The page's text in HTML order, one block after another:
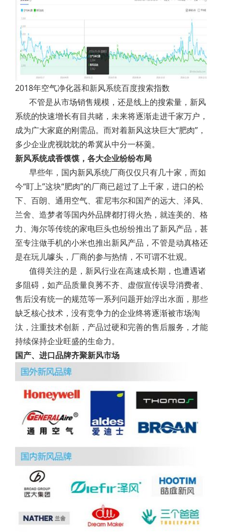
2018年空气净化器和新风系统百度搜索指数
不管是从市场销售规模，还是线上的搜索量，新风
系统的快速增长有目共睹，未来将逐渐走进千家万户，
成为广大家庭的刚需品。而对着新风这块巨大“肥肉”，
多少企业虎视眈眈的希冀从中分一杯羹。
新风系统成香馍馍，各大企业纷纷布局
早些年，国内新风系统厂商仅仅只有几十家，而如
今“盯上”这块“肥肉”的厂商已超过了上千家，进口的松
下、百朗、通用空气、霍尼韦尔和国产的远大、泽风、
兰舍、造梦者等国内外品牌都打得火热，就连美的、格
力、海尔等传统的家电巨头也纷纷推出了新风产品，甚
至专注做手机的小米也推出新风产品，不管是动真格还
是在玩儿噱头，厂商的参与热情，不可谓不壮观。
值得关注的是，新风行业在高速成长期，也遭遇诸
多阻碍，如产品质量良莠不齐、虚假宣传误导消费者、
售后没有统一的规范等一系列问题开始浮出水面，那些
缺乏核心技术，没有竞争力的企业终将逐渐被市场淘
汰，注重技术创新，产品过硬和完善的售后服务，才能
持续保持企业旺盛的生命力。
国产、进口品牌齐聚新风市场